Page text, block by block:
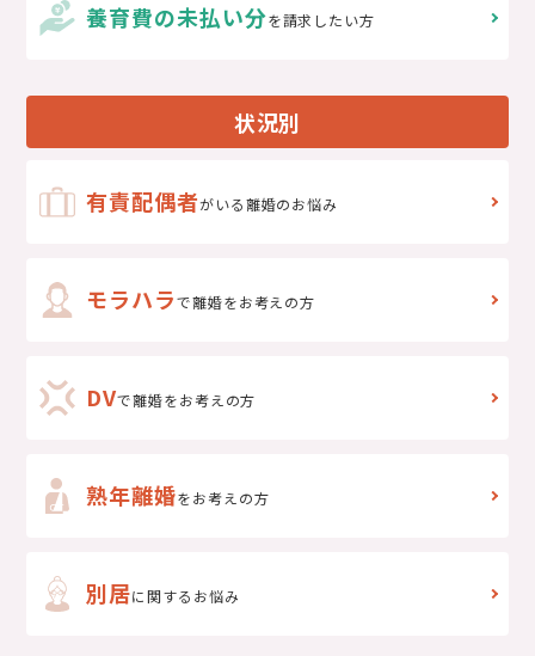
養育費の未払い分を請求したい方
状況別
有責配偶者がいる離婚のお悩み
モラハラで離婚をお考えの方
DVで離婚をお考えの方
熟年離婚をお考えの方
別居に関するお悩み